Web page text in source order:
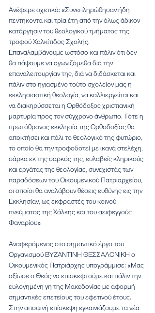
Ανέφερε σχετικά: «Συνεπληρώθησαν ήδη
πεντηκοντα και τρία έτη από την όλως άδικον
κατάργησιν του θεολογικού τμήματος της
τροφού Χαλκίτιδος Σχολής.
Επαναλαμβάνουμε ωστόσο και πάλιν ότι δεν
θα πάψουμε να αγωνιζόμεθα διά την
επαναλειτουργίαν της, διά να διδάσκεται και
πάλιν στο ηγιασμένο τούτο σχολείον μας η
εκκλησιαστική θεολογία, να καλλιεργείται και
να διακηρύσσεται η Ορθόδοξος χριστιανική
μαρτυρία προς τον σύγχρονο άνθρωπο. Τότε η
πρωτόθρονος εκκλησία της Ορθοδοξίας θα
αποκτήσει και πάλι το θεολογικό της φυτώριο,
το οποίο θα την τροφοδοτεί με ικανά στελέχη,
σάρκα εκ της σαρκός της, ευλαβείς κληρικούς
και εργάτας της θεολογίας, συνεχιστάς των
παραδόσεων του Οικουμενικού Πατριαρχείου,
οι οποίοι θα αναλάβουν θέσεις ευθύνης εις την
Εκκλησίαν, ως εκφραστές του κοινού
πνεύματος της Χάλκης και του αειφεγγούς
Φαναρίου».
Αναφερόμενος στο σημαντικό έργο του
Οργανισμού ΒΥΖΑΝΤΙΝΗ ΘΕΣΣΑΛΟΝΙΚΗ ο
Οικουμενικός Πατριάρχης υπογράμμισε: «Μας
αξίωσε ο Θεός να επισκεφτούμε και πάλιν την
ευλογημένη γη της Μακεδονίας με αφορμή
σημαντικές επετείους του εφετινού έτους.
Στην αποψινή επίσκεψη εγκαινιάζουμε τα νέα